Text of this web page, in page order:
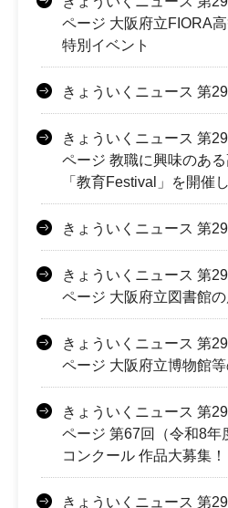
ページ 大阪府立FIORA
特別イベント
きょういくニュース 第
きょういくニュース 第
ページ 教職に興味のあ
「教育Festival」を開催
きょういくニュース 第
きょういくニュース 第
ページ 大阪府立図書館
きょういくニュース 第
ページ 大阪府立博物館
きょういくニュース 第
ページ 第67回（令和8年
コンクール 作品大募集！
きょういくニュース 第